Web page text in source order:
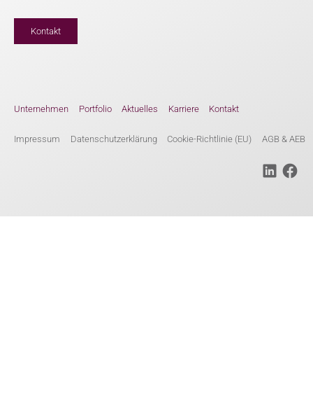
Kontakt
Unternehmen Portfolio Aktuelles Karriere Kontakt
Impressum Datenschutzerklärung Cookie-Richtlinie (EU) AGB & AEB